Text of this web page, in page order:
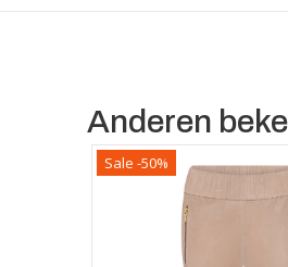
Anderen
Sale -50%